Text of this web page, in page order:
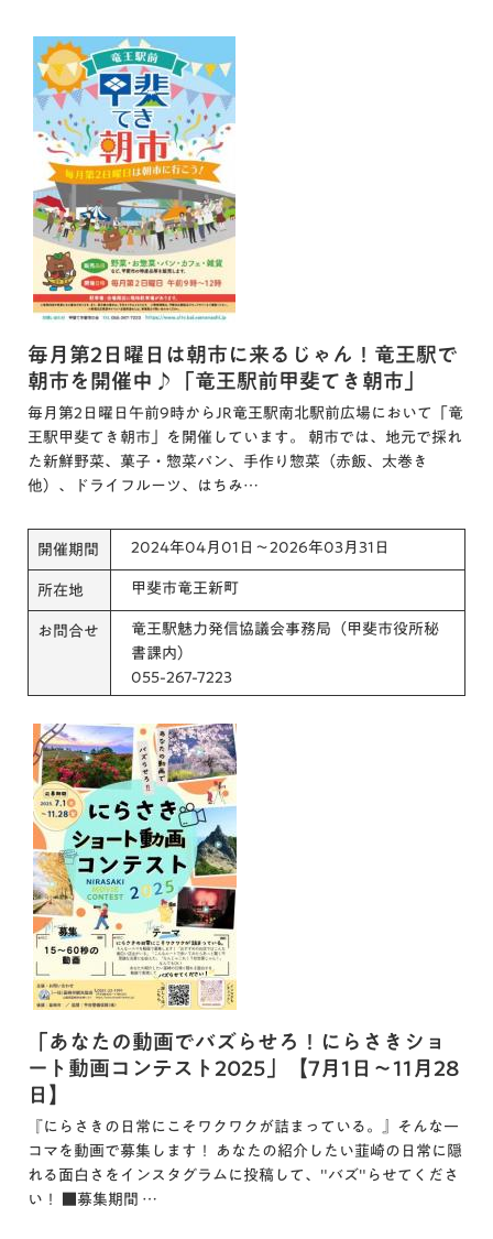
毎月第2日曜日は朝市に来るじゃん！竜王駅で
朝市を開催中♪「竜王駅前甲斐てき朝市」
毎月第2日曜日午前9時からJR竜王駅南北駅前広場において「竜
王駅甲斐てき朝市」を開催しています。 朝市では、地元で採れ
た新鮮野菜、菓子・惣菜パン、手作り惣菜（赤飯、太巻き
他）、ドライフルーツ、はちみ…
開催期間 2024年04月01日～2026年03月31日
所在地 甲斐市竜王新町
お問合せ
竜王駅魅力発信協議会事務局（甲斐市役所秘
書課内）
055-267-7223
「あなたの動画でバズらせろ！にらさきショ
ート動画コンテスト2025」【7月1日～11月28
日】
『にらさきの日常にこそワクワクが詰まっている。』そんな一
コマを動画で募集します！ あなたの紹介したい韮崎の日常に隠
れる面白さをインスタグラムに投稿して、"バズ"らせてくださ
い！ ■募集期間 …